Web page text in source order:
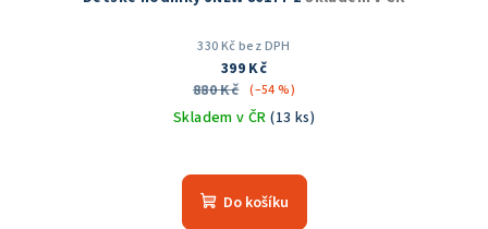
330 Kč bez DPH
399 Kč
880 Kč (–54 %)
Skladem v ČR(13 ks)
Do košíku